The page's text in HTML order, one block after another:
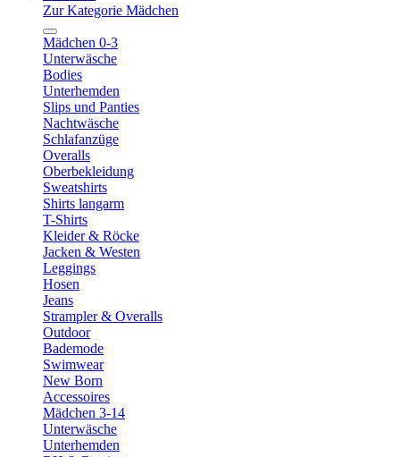
Zur Kategorie Mädchen
Mädchen 0-3
Unterwäsche
Bodies
Unterhemden
Slips und Panties
Nachtwäsche
Schlafanzüge
Overalls
Oberbekleidung
Sweatshirts
Shirts langarm
T-Shirts
Kleider & Röcke
Jacken & Westen
Leggings
Hosen
Jeans
Strampler & Overalls
Outdoor
Bademode
Swimwear
New Born
Accessoires
Mädchen 3-14
Unterwäsche
Unterhemden